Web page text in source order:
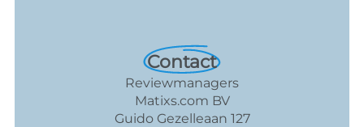
Contact
Reviewmanagers
Matixs.com BV
Guido Gezelleaan 127